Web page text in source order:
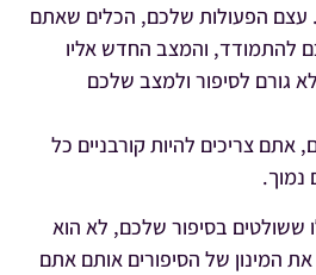
עצם הפעולות שלכם, הכלים שאתם
להתמודד, והמצב החדש אליו
גורם לסיפור ולמצב שלכם
אתם צריכים להיות קורבניים כל
ששולטים בסיפור שלכם, לא הוא
המינון של הסיפורים אותם אתם